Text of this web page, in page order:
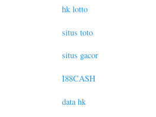
hk lotto
situs toto
situs gacor
I88CASH
data hk